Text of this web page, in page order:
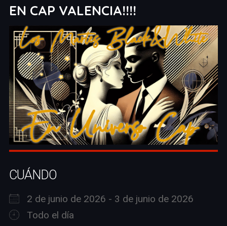
EN CAP VALENCIA!!!!
CUÁNDO
2 de junio de 2026 - 3 de junio de 2026
Todo el día